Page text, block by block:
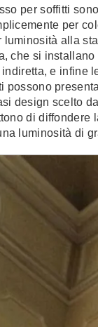
per soffitti
per
luminosità alla
che si
e infine
possono
design scelto
di diffondere
luminosità di